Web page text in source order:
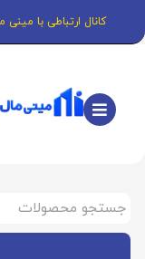
کانال ارتباطی با مینی